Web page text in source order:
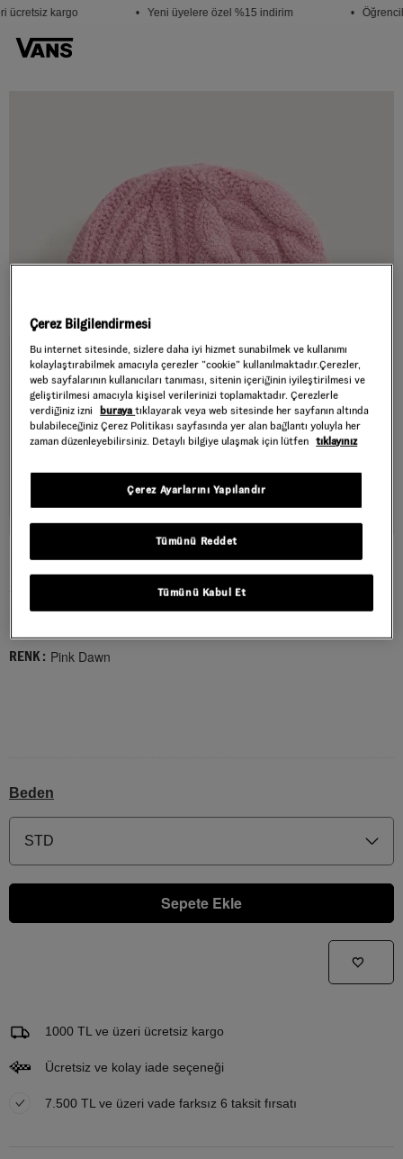
ücretsiz kargo • Yeni üyelere özel %15 indirim •
REVELLE CUFF BERE
Style : VN000QAXEN71
1.499,00 TL
RENK : Pink Dawn
Beden
STD
Sepete Ekle
Email Adresi
1000 TL ve üzeri ücretsiz kargo
Ücretsiz ve kolay iade seçeneği
7.500 TL ve üzeri vade farksız 6 taksit fırsatı
Çerez Bilgilendirmesi
Bu internet sitesinde, sizlere daha iyi hizmet sunabilmek ve kullanımı
kolaylaştırabilmek amacıyla çerezler ”cookie” kullanılmaktadır.Çerezler,
web sayfalarının kullanıcıları tanıması, sitenin içeriğinin iyileştirilmesi ve
geliştirilmesi amacıyla kişisel verilerinizi toplamaktadır. Çerezlerle
verdiğiniz izni
burayatıklayarak veya web sitesinde her sayfanın altında
bulabileceğiniz Çerez Politikası sayfasında yer alan bağlantı yoluyla her
zaman düzenleyebilirsiniz. Detaylı bilgiye ulaşmak için lütfen tıklayınız
Tümünü Reddet
Tümünü Kabul Et
Çerez Ayarlarını Yapılandır